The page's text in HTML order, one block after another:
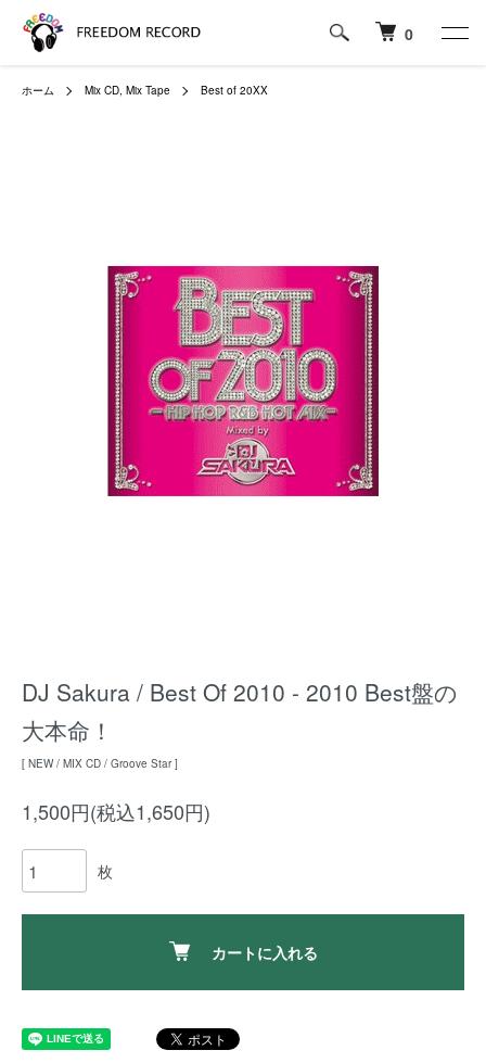
0
ホーム Mix CD, Mix Tape Best of 20XX
DJ Sakura / Best Of 2010 - 2010 Best盤の
大本命！
[ NEW / MIX CD / Groove Star ]
1,500円(税込1,650円)
枚
カートに入れる